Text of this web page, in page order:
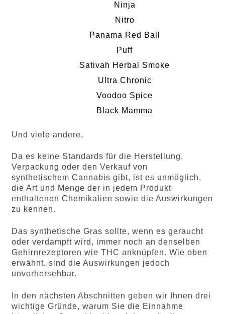
Ninja
Nitro
Panama Red Ball
Puff
Sativah Herbal Smoke
Ultra Chronic
Voodoo Spice
Black Mamma
Und viele andere.
Da es keine Standards für die Herstellung,
Verpackung oder den Verkauf von
synthetischem Cannabis gibt, ist es unmöglich,
die Art und Menge der in jedem Produkt
enthaltenen Chemikalien sowie die Auswirkungen
zu kennen.
Das synthetische Gras sollte, wenn es geraucht
oder verdampft wird, immer noch an denselben
Gehirnrezeptoren wie THC anknüpfen. Wie oben
erwähnt, sind die Auswirkungen jedoch
unvorhersehbar.
In den nächsten Abschnitten geben wir Ihnen drei
wichtige Gründe, warum Sie die Einnahme